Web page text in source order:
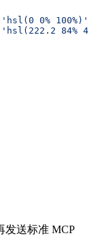
'hsl(0 0% 100%)'
'hsl(222.2 84%
发送标准 MCP